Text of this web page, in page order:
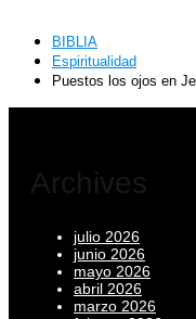
BIBLIA
Espiritualidad
Puestos los ojos en
Archives
julio 2026
junio 2026
mayo 2026
abril 2026
marzo 2026